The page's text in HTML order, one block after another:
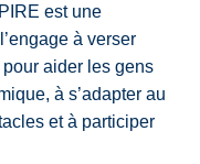
est une
à verser
aider les gens
à s’adapter au
et à participer